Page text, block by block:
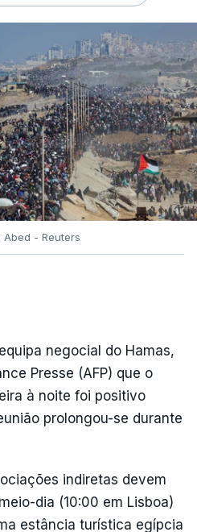
Abed - Reuters
negocial do Hamas,
Presse (AFP) que o
à noite foi positivo
prolongou-se durante
indiretas devem
dia (10:00 em Lisboa)
estância turística egípcia